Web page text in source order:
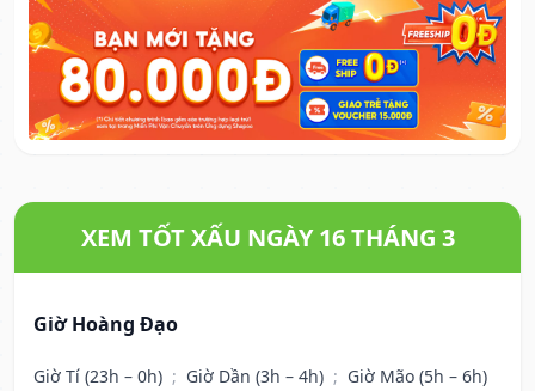
XEM TỐT XẤU NGÀY 16 THÁNG 3
Giờ Hoàng Đạo
Giờ Tí (23h – 0h) ; Giờ Dần (3h – 4h) ; Giờ Mão (5h – 6h)